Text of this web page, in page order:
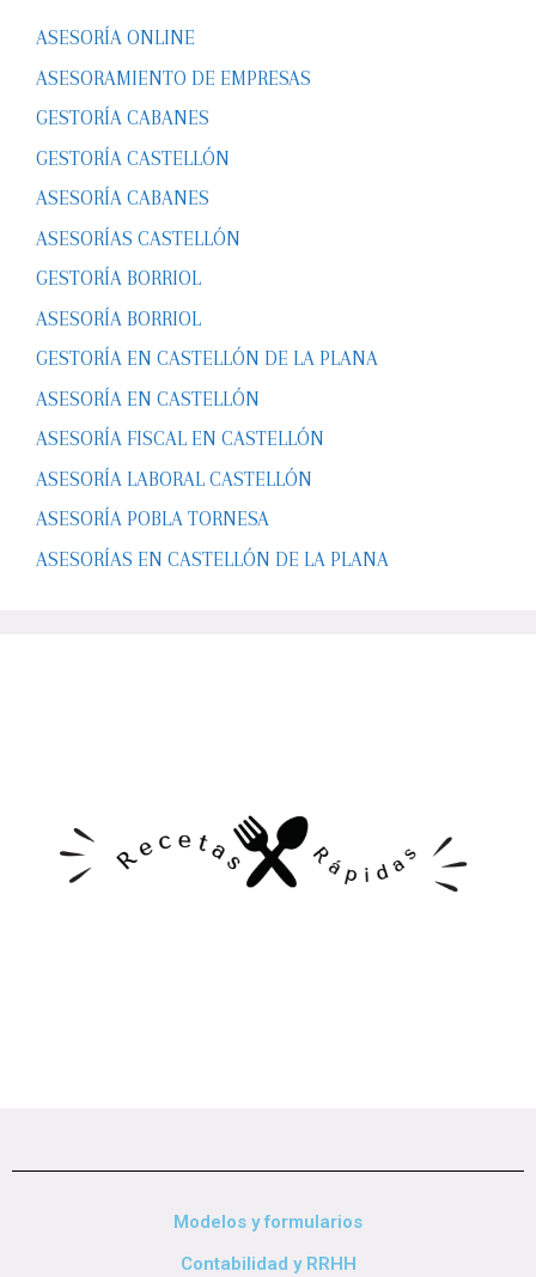
ASESORÍA ONLINE
ASESORAMIENTO DE EMPRESAS
GESTORÍA CABANES
GESTORÍA CASTELLÓN
ASESORÍA CABANES
ASESORÍAS CASTELLÓN
GESTORÍA BORRIOL
ASESORÍA BORRIOL
GESTORÍA EN CASTELLÓN DE LA PLANA
ASESORÍA EN CASTELLÓN
ASESORÍA FISCAL EN CASTELLÓN
ASESORÍA LABORAL CASTELLÓN
ASESORÍA POBLA TORNESA
ASESORÍAS EN CASTELLÓN DE LA PLANA
Modelos y formularios
Contabilidad y RRHH